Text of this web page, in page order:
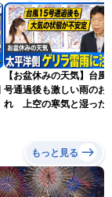
【お盆休みの天気】台風
号通過後も激しい雨のお
れ 上空の寒気と湿った
もっと見る